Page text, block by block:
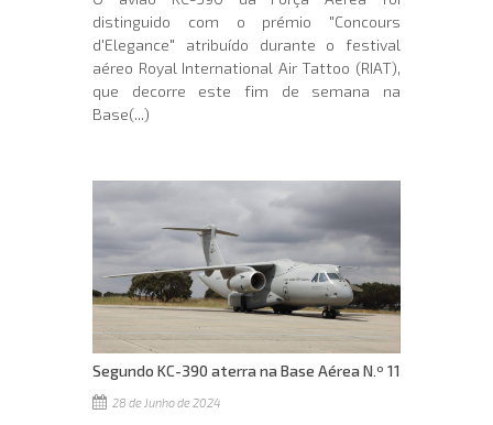
distinguido com o prémio "Concours
d'Elegance" atribuído durante o festival
aéreo Royal International Air Tattoo (RIAT),
que decorre este fim de semana na
Base(...)
Segundo KC-390 aterra na Base Aérea N.º 11
28 de Junho de 2024